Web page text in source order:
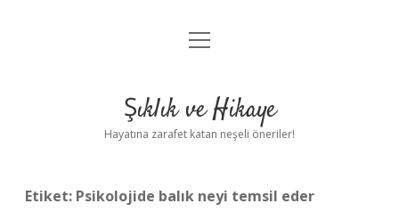
Anasayfa
Yasal Uyarı
menüyü
Şıklık ve Hikaye
Hayatına zarafet katan neşeli öneriler!
Etiket: Psikolojide balık neyi temsil eder